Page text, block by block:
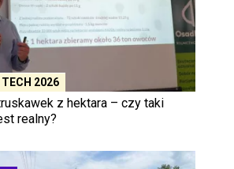
TECH 2026
z hektara – czy taki
realny?